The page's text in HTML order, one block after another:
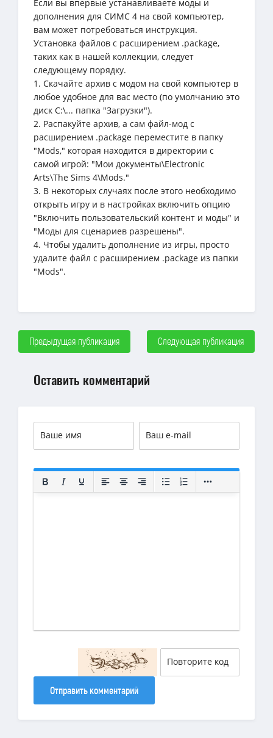
Если вы впервые устанавливаете моды и
дополнения для СИМС 4 на свой компьютер,
вам может потребоваться инструкция.
Установка файлов с расширением .package,
таких как в нашей коллекции, следует
следующему порядку.
1. Скачайте архив с модом на свой компьютер в
любое удобное для вас место (по умолчанию это
диск C:\... папка "Загрузки").
2. Распакуйте архив, а сам файл-мод с
расширением .package переместите в папку
"Mods," которая находится в директории с
самой игрой: "Мои документы\Electronic
Arts\The Sims 4\Mods."
3. В некоторых случаях после этого необходимо
открыть игру и в настройках включить опцию
"Включить пользовательский контент и моды" и
"Моды для сценариев разрешены".
4. Чтобы удалить дополнение из игры, просто
удалите файл с расширением .package из папки
"Mods".
Предыдущая публикация Следующая публикация
Оставить комментарий
Отправить комментарий